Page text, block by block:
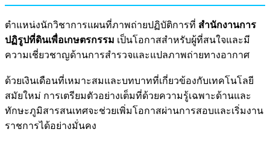
ตำแหน่งนักวิชาการแผนที่ภาพถ่ายปฏิบัติการที่ สำนักงานการ
ปฏิรูปที่ดินเพื่อเกษตรกรรม เป็นโอกาสสำหรับผู้ที่สนใจและมี
ความเชี่ยวชาญด้านการสำรวจและแปลภาพถ่ายทางอากาศ
ด้วยเงินเดือนที่เหมาะสมและบทบาทที่เกี่ยวข้องกับเทคโนโลยี
สมัยใหม่ การเตรียมตัวอย่างเต็มที่ด้วยความรู้เฉพาะด้านและ
ทักษะภูมิสารสนเทศจะช่วยเพิ่มโอกาสผ่านการสอบและเริ่มงาน
ราชการได้อย่างมั่นคง